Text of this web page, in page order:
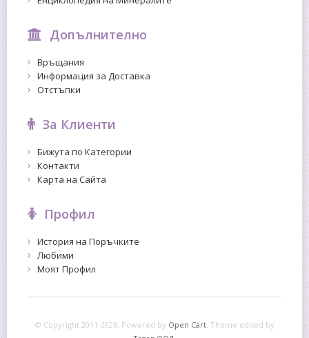
Допълнително
Връщания
Информация за Доставка
Отстъпки
За Клиенти
Бижута по Категории
Контакти
Карта на Сайта
Профил
История на Поръчките
Любими
Моят Профил
© Copyright 2011-2026. Powered by Open Cart. Theme edited by